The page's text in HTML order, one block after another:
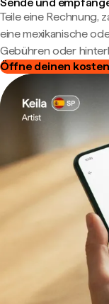
Teile eine Rechnung,
eine mexikanische
Gebühren oder
Öffne deinen